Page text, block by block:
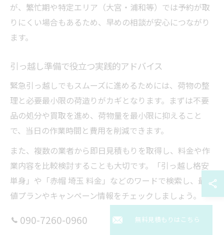
が、繁忙期や特定エリア（大宮・浦和等）では予約が取
りにくい場合もあるため、早めの相談が安心につながり
ます。
引っ越し準備で役立つ実践的アドバイス
緊急引っ越しでもスムーズに進めるためには、荷物の整
理と必要最小限の荷造りがカギとなります。まずは不要
品の処分や買取を進め、荷物量を最小限に抑えること
で、当日の作業時間と費用を削減できます。
また、複数の業者から即日見積もりを取得し、料金や作
業内容を比較検討することも大切です。「引っ越し格安
単身」や「赤帽 埼玉 料金」などのワードで検索し、最安
値プランやキャンペーン情報をチェックしましょう。
最後に、緊急時は連絡手段（電話・メール）や支払い方
090-7260-0960 無料見積もりはこちら